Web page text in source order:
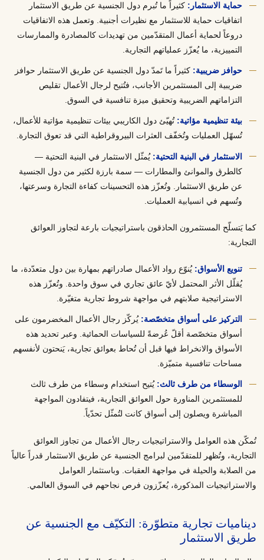
حماية الاستثمار: كثيراً ما تُبرم دول الجنسية عن طريق الاستثمار
اتفاقيات حماية للاستثمار مع نظيرات أجنبية. وتعمل هذه الاتفاقيات
دروعاً لحماية أعمال المتقدّمين من تهديدات كالمصادرة والممارسات
التمييزية، ما يُعزّز عملياتهم التجارية.
حوافز ضريبية: كثيراً ما تَمدّ دول الجنسية عن طريق الاستثمار حوافز
ضريبية إلى المستثمرين الأجانب، فتُتيح لرجال الأعمال تقليص
التزاماتهم الضريبية وتحقيق ميزة تنافسية في السوق.
بيئة تنظيمية مؤاتية: تُهيّئ دول الكاريبي بيئات تنظيمية مؤاتية للأعمال،
تُسهّل العمليات وتُخفّف العثرات البيروقراطية التي قد تعوق التجارة.
الاستثمار في البنية التحتية: يُمثّل الاستثمار في البنية التحتية —
كالطرق والموانئ والمطارات — سمة بارزة لكثير من دول الجنسية
عن طريق الاستثمار. وتُعزّز هذه التحسينات كفاءة التجارة وسرعتها،
وتُسهم في انسيابية العمليات.
كما يَتسلّح المستثمرون الحاذقون باستراتيجيات بارعة لتجاوز العوائق
التجارية:
تنويع الأسواق: يُنوّع رواد الأعمال صادراتهم بمهارة بين دول متعدّدة، ما
يُقلّل الأثر المحتمل لأيّ عائق تجاري في سوق واحدة. وتُعزّز هذه
الاستراتيجية صلابتهم في مواجهة شروط تجارية متغيّرة.
التركيز على أسواق متخصّصة: يُركّز رجال الأعمال المخضرمون على
أسواق متخصّصة أقلّ عُرضةً للسياسات الحمائية. وعبر تحديد هذه
الأسواق والانخراط فيها قبل أن تُحاط بعوائق تجارية، يَنحتون لأنفسهم
مساحات تنافسية متميّزة.
الوسطاء من طرف ثالث: يُتيح استخدام وسطاء من طرف ثالث
للمستثمرين المناورة حول العوائق التجارية، فيتفادون المواجهة
المباشرة ويصلون إلى أسواق كانت لتُمثّل تحدّياً.
تُمكّن هذه العوامل والاستراتيجيات رجال الأعمال من تجاوز العوائق
التجارية، وتُظهر للمتقدّمين لبرامج الجنسية عن طريق الاستثمار قدراً عالياً
من الصلابة والحيلة في مواجهة العقبات. وباستثمار العوامل
والاستراتيجيات المذكورة، يُعزّزون فرص نجاحهم في السوق العالمي.
ديناميات تجارية متطوّرة: التكيّف مع الجنسية عن
طريق الاستثمار